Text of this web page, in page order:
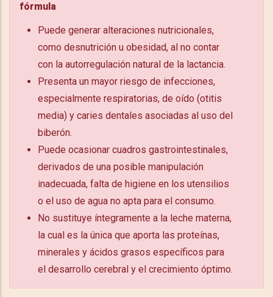
fórmula
Puede generar alteraciones nutricionales,
como desnutrición u obesidad, al no contar
con la autorregulación natural de la lactancia.
Presenta un mayor riesgo de infecciones,
especialmente respiratorias, de oído (otitis
media) y caries dentales asociadas al uso del
biberón.
Puede ocasionar cuadros gastrointestinales,
derivados de una posible manipulación
inadecuada, falta de higiene en los utensilios
o el uso de agua no apta para el consumo.
No sustituye íntegramente a la leche materna,
la cual es la única que aporta las proteínas,
minerales y ácidos grasos específicos para
el desarrollo cerebral y el crecimiento óptimo.